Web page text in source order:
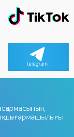
шығармашылығы